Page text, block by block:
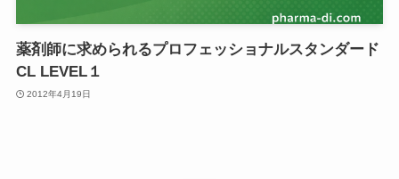
薬剤師に求められるプロフェッショナルスタンダード
CL LEVEL１
2012年4月19日